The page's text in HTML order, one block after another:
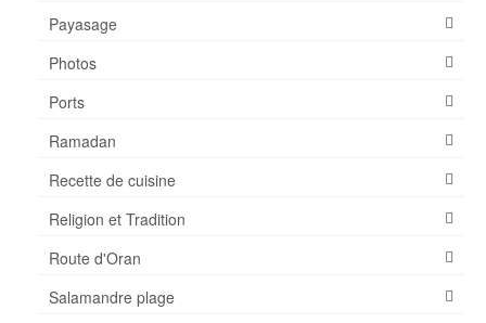
Payasage
Photos
Ports
Ramadan
Recette de cuisine
Religion et Tradition
Route d'Oran
Salamandre plage